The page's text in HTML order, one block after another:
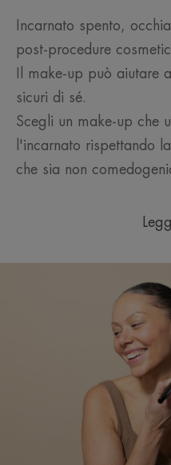
Incarnato spento,
post-procedure
Il make-up può aiutare
sicuri di sé.
Scegli un make-up che
l'incarnato rispettando
che sia non